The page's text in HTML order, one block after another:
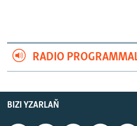
RADIO
BIZI YZARLAŇ